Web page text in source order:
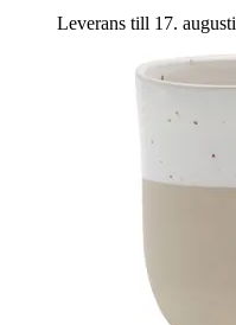
Leverans till 17. augusti